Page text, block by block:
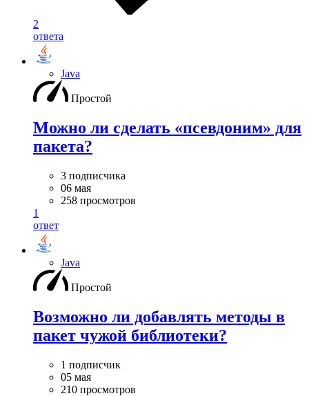
2
ответа
Java
Простой
Можно ли сделать «псевдоним» для
пакета?
3 подписчика
06 мая
258 просмотров
1
ответ
Java
Простой
Возможно ли добавлять методы в
пакет чужой библиотеки?
1 подписчик
05 мая
210 просмотров